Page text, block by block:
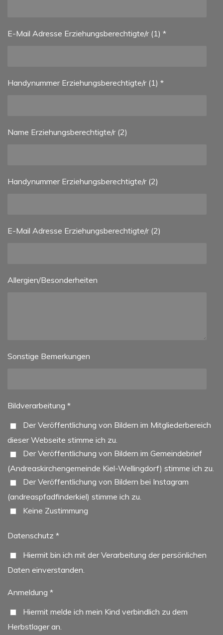
E-Mail Adresse Erziehungsberechtigte/r (1) *
Handynummer Erziehungsberechtigte/r (1) *
Name Erziehungsberechtigte/r (2)
Handynummer Erziehungsberechtigte/r (2)
E-Mail Adresse Erziehungsberechtigte/r (2)
Allergien/Besonderheiten
Sonstige Bemerkungen
Bildverarbeitung *
Der Veröffentlichung von Bildern im Mitgliederbereich
dieser Webseite stimme ich zu.
Der Veröffentlichung von Bildern im Gemeindebrief
(Andreaskirchengemeinde Kiel-Wellingdorf) stimme ich zu.
Der Veröffentlichung von Bildern bei Instagram
(andreaspfadfinderkiel) stimme ich zu.
Keine Zustimmung
Datenschutz *
Hiermit bin ich mit der Verarbeitung der persönlichen
Daten einverstanden.
Anmeldung *
Hiermit melde ich mein Kind verbindlich zu dem
Herbstlager an.